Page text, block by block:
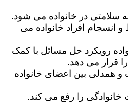
سلامتی در خانواده می شود.
انسجام افراد خانواده می
رویکرد حل مسائل با کمک
قرار می دهد.
همدلی بین اعضای خانواده
خانوادگی را رفع می کند.